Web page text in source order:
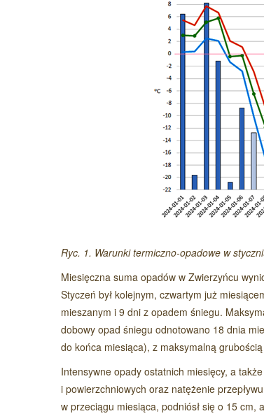
Ryc. 1. Warunki termiczno-opadowe w
Miesięczna suma opadów w Zwierzyńcu
Styczeń był kolejnym, czwartym już
mieszanym i 9 dni z opadem śniegu.
dobowy opad śniegu odnotowano 18 dnia
do końca miesiąca), z maksymalną
Intensywne opady ostatnich miesięcy, a
i powierzchniowych oraz natężenie
w przeciągu miesiąca, podniósł się o 15 cm,